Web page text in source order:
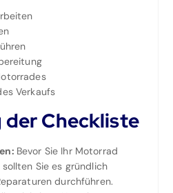
Verkaufs
Checkliste
Bevor Sie Ihr Motorrad
Sie es gründlich
durchführen.